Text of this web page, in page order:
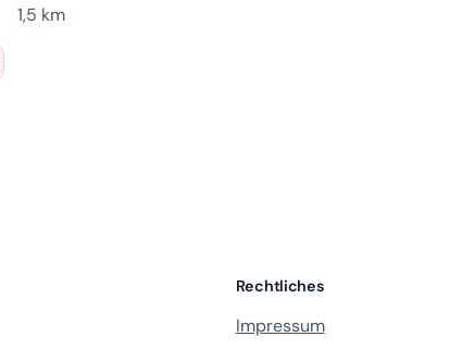
1,5 km
Rechtliches
Impressum